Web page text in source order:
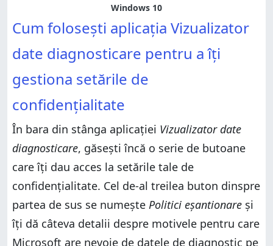
Windows 10
Cum folosești aplicația Vizualizator
date diagnosticare pentru a îți
gestiona setările de
confidențialitate
În bara din stânga aplicației Vizualizator date
diagnosticare, găsești încă o serie de butoane
care îți dau acces la setările tale de
confidențialitate. Cel de-al treilea buton dinspre
partea de sus se numește Politici eșantionare și
îți dă câteva detalii despre motivele pentru care
Microsoft are nevoie de datele de diagnostic pe